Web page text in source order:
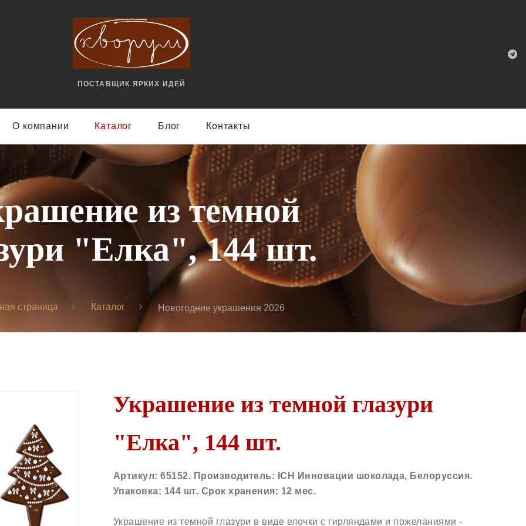
ПОСТАВЩИК ЯРКИX ИДЕЙ
О компании Каталог Блог Контакты
из темной
"Елка", 144 шт.
страница Каталог Новогодние украшения 2026
Украшение из темной глазури
"Елка", 144 шт.
Артикул: 65152. Производитель: ICH Инновации шоколада, Белоруссия.
Упаковка: 144 шт. Срок хранения: 12 мес.
Украшение из темной глазури в виде елочки с гирляндами и пожеланиями -